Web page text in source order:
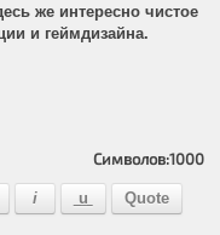
же интересно чистое
и геймдизайна.
Символов:1000